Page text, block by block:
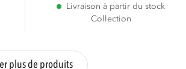
Livraison à partir du stock
Collection
plus de produits